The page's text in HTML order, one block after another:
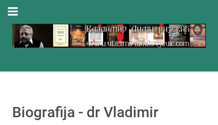
Biografija - dr Vladimir